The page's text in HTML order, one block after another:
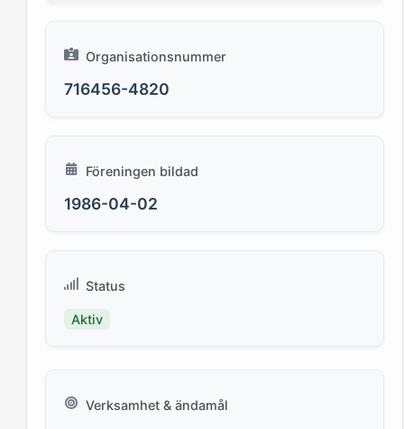
Organisationsnummer
716456-4820
Föreningen bildad
1986-04-02
Status
Aktiv
Verksamhet & ändamål